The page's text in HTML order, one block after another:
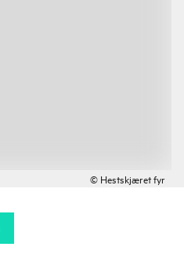
© Hestskjæret fyr